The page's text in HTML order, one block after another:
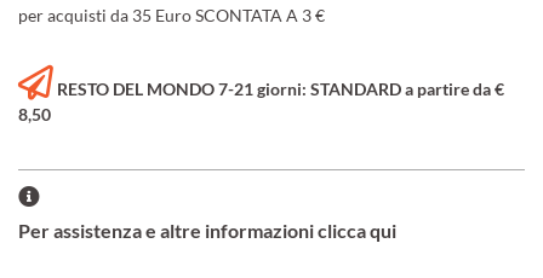
per acquisti da 35 Euro SCONTATA A 3 €
RESTO DEL MONDO 7-21 giorni: STANDARD a partire da €
8,50
Per assistenza e altre informazioni clicca qui